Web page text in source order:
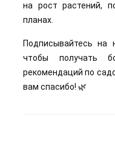
на рост растений,
планах.
Подписывайтесь на
чтобы получать
рекомендаций по
вам спасибо! 🌿